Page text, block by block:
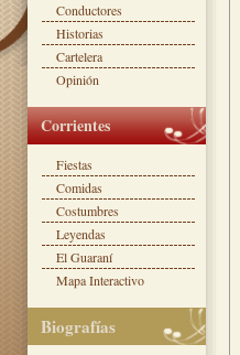
Conductores
Historias
Cartelera
Opinión
Corrientes
Fiestas
Comidas
Costumbres
Leyendas
El Guaraní
Mapa Interactivo
Biografías